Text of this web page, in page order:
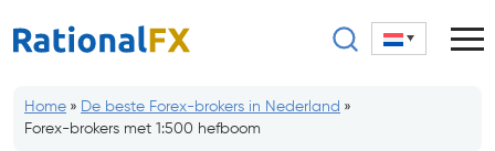
naar
Home » De beste Forex-brokers in Nederland »
Forex-brokers met 1:500 hefboom